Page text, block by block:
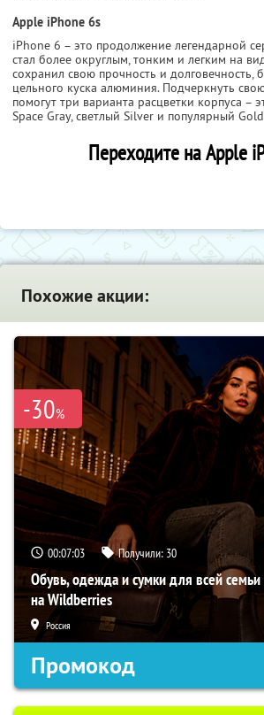
Apple iPhone 6s
iPhone 6 – это продолжение легендарной
стал более округлым, тонким и легким на
сохранил свою прочность и долговечность,
цельного куска алюминия. Подчеркнуть
помогут три варианта расцветки корпуса –
Space Gray, светлый Silver и популярный
Переходите на Apple
Похожие акции:
-30%
00:07:02 Получили: 30
Обувь, одежда и сумки для всей семьи
на Wildberries
Россия
Промокод